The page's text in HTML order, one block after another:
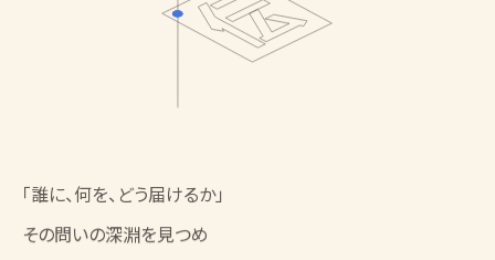
「誰に、何を、どう届けるか」
その問いの深淵を見つめ